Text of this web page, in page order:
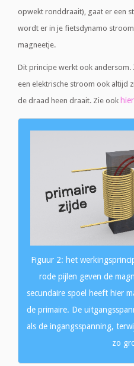
opwekt ronddraait), gaat er een
wordt er in je fietsdynamo
magneetje.
Dit principe werkt ook andersom.
een elektrische stroom ook altijd
de draad heen draait. Zie ook hier
Figuur 2: het
rode pijlen geven de
secundaire spoel heeft hier
de primaire. De
als de ingangsspanning,
zo